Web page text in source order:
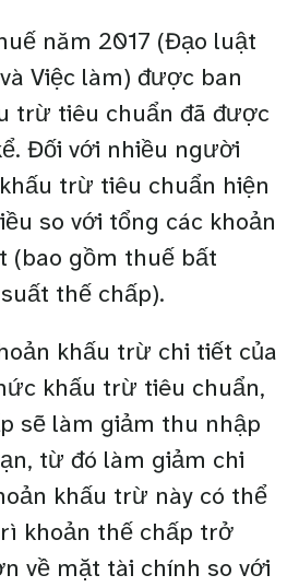
năm 2017 (Đạo luật
Việc làm) được ban
trừ tiêu chuẩn đã được
Đối với nhiều người
trừ tiêu chuẩn hiện
so với tổng các khoản
(bao gồm thuế bất
thế chấp).
khấu trừ chi tiết của
khấu trừ tiêu chuẩn,
sẽ làm giảm thu nhập
từ đó làm giảm chi
khấu trừ này có thể
khoản thế chấp trở
về mặt tài chính so với